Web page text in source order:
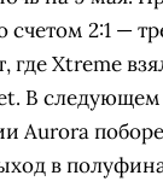
счетом 2:1 —
где Xtreme
В следующем
Aurora
в